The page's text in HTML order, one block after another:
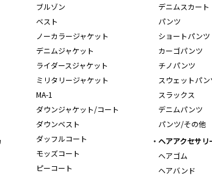
ブルゾン
ベスト
ノーカラージャケット
デニムジャケット
ライダースジャケット
ミリタリージャケット
MA-1
ダウンジャケット/コート
ダウンベスト
ダッフルコート
モッズコート
ピーコート
デニムスカート
パンツ
ショートパンツ
カーゴパンツ
チノパンツ
スウェットパン
スラックス
デニムパンツ
パンツ/その他
ヘアアクセサリ
ヘアゴム
ヘアバンド